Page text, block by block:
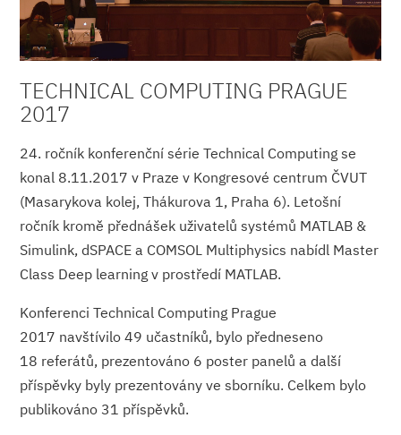
TECHNICAL COMPUTING PRAGUE
2017
24. ročník konferenční série Technical Computing se
konal 8.11.2017 v Praze v Kongresové centrum ČVUT
(Masarykova kolej, Thákurova 1, Praha 6). Letošní
ročník kromě přednášek uživatelů systémů MATLAB &
Simulink, dSPACE a COMSOL Multiphysics nabídl Master
Class Deep learning v prostředí MATLAB.
Konferenci Technical Computing Prague
2017 navštívilo 49 učastníků, bylo předneseno
18 referátů, prezentováno 6 poster panelů a další
příspěvky byly prezentovány ve sborníku. Celkem bylo
publikováno 31 příspěvků.